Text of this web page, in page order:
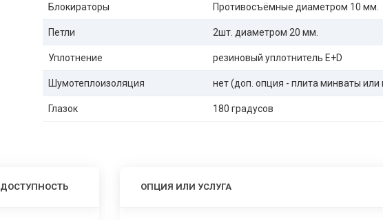
Блокираторы Противосъёмные диаметром 10 мм.
Петли 2шт. диаметром 20 мм.
Уплотнение резиновый уплотнитель E+D
Шумотеплоизоляция нет (доп. опция - плита минваты или
Глазок 180 градусов
ДОСТУПНОСТЬ ОПЦИЯ ИЛИ УСЛУГА